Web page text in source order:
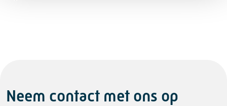
Neem contact met ons op